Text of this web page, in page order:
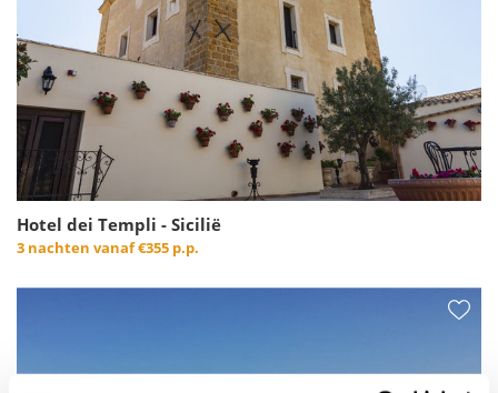
Hotel dei Templi - Sicilië
3 nachten vanaf€355 p.p.